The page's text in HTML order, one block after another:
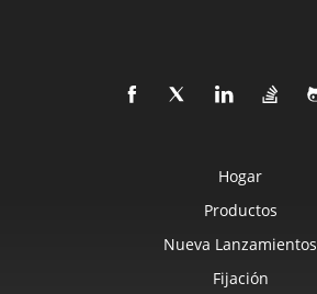
Hogar
Productos
Nueva Lanzamientos
Fijación